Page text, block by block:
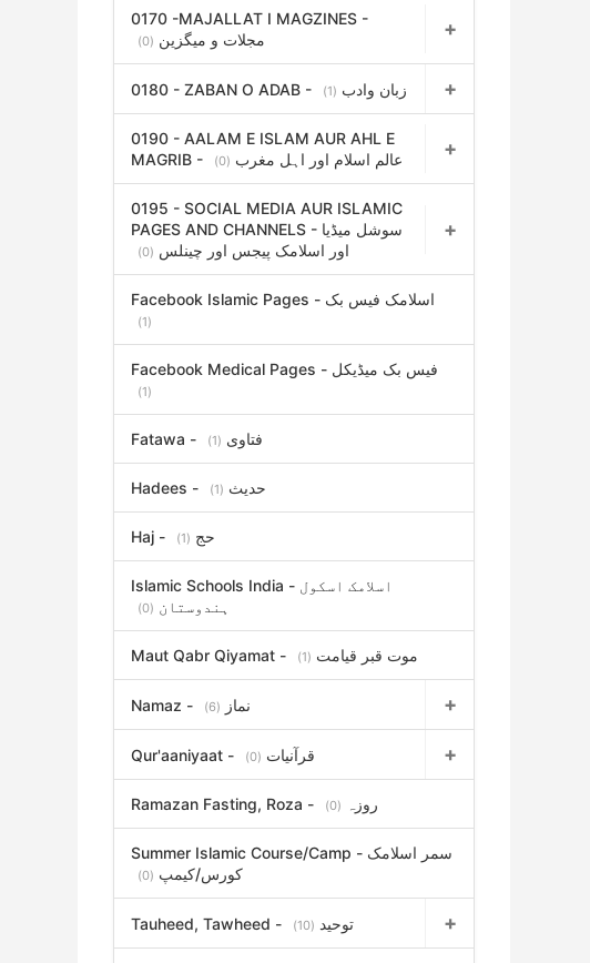
0170 -MAJALLAT I MAGZINES -
مجلات و میگزین (0)
0180 - ZABAN O ADAB - زبان وادب (1)
0190 - AALAM E ISLAM AUR AHL E
MAGRIB - عالم اسلام اور اہل مغرب (0)
0195 - SOCIAL MEDIA AUR ISLAMIC
PAGES AND CHANNELS - سوشل میڈیا
اور اسلامک پیجس اور چینلس (0)
Facebook Islamic Pages - اسلامک فیس بک
(1)
Facebook Medical Pages - فیس بک میڈیکل
(1)
Fatawa - فتاوی (1)
Hadees - حدیث (1)
Haj - حج (1)
Islamic Schools India - اسلامک اسکول
ہندوستان (0)
Maut Qabr Qiyamat - موت قبر قیامت (1)
Namaz - نماز (6)
Qur'aaniyaat - قرآنیات (0)
Ramazan Fasting, Roza - روزہ (0)
Summer Islamic Course/Camp - سمر اسلامک
کورس/کیمپ (0)
Tauheed, Tawheed - توحید (10)